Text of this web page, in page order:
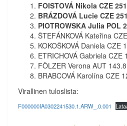
FOISTOVÁ Nikola CZE
BRÁZDOVÁ Lucie CZE
PIOTROWSKA Julia POL
ŠTEFÁNKOVÁ Kateřina
KOKOŠKOVÁ Daniela CZE
ETRICHOVÁ Gabriela CZE
FÖLZER Verona AUT 143.8
BRABCOVÁ Karolína CZE
Virallinen tuloslista:
F000000IA0302241530.1.ARW_.0.001